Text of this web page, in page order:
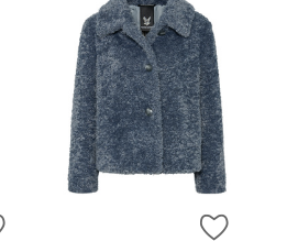
ZUR WUNSCHLISTE HINZUFÜGEN
ZUR